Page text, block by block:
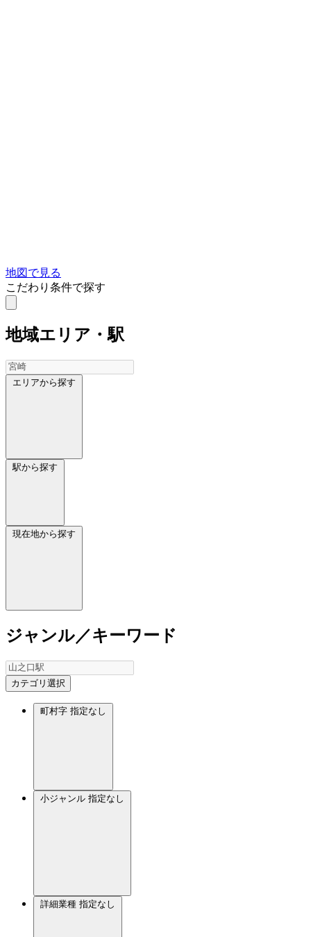
地図で見る
こだわり条件で探す
地域エリア・駅
エリアから探す
駅から探す
現在地から探す
ジャンル／キーワード
カテゴリ選択
町村字 指定なし
小ジャンル 指定なし
詳細業種 指定なし